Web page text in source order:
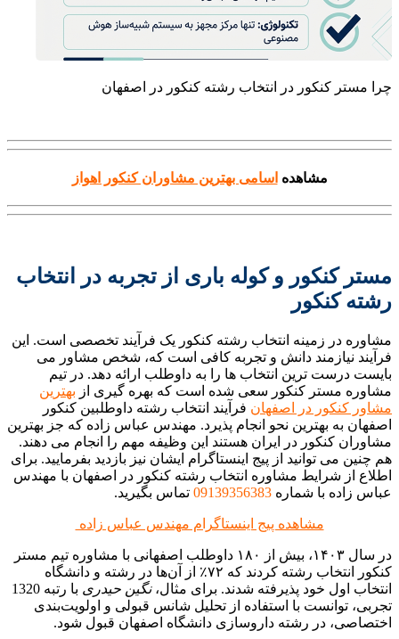
چرا مستر کنکور در انتخاب رشته کنکور در اصفهان
مشاهده اسامی بهترین مشاوران کنکور اهواز
مستر کنکور و کوله باری از تجربه در انتخاب
رشته کنکور
مشاوره در زمینه انتخاب رشته کنکور یک فرآیند تخصصی است. این
فرآیند نیازمند دانش و تجربه کافی است که، شخص مشاور می
بایست درست ترین انتخاب ها را به داوطلب ارائه دهد. در تیم
مشاوره مستر کنکور سعی شده است که بهره گیری از بهترین
مشاور کنکور در اصفهان فرآیند انتخاب رشته داوطلبین کنکور
اصفهان به بهترین نحو انجام پذیرد. مهندس عباس زاده که جز بهترین
مشاوران کنکور در ایران هستند این وظیفه مهم را انجام می دهند.
هم چنین می توانید از پیج اینستاگرام ایشان نیز بازدید بفرمایید. برای
اطلاع از شرایط مشاوره انتخاب رشته کنکور در اصفهان با مهندس
عباس زاده با شماره 09139356383 تماس بگیرید.
مشاهده پیج اینستاگرام مهندس عباس زاده
در سال ۱۴۰۳، بیش از ۱۸۰ داوطلب اصفهانی با مشاوره تیم مستر
کنکور انتخاب رشته کردند که ۷۲٪ از آن‌ها در رشته و دانشگاه
انتخاب اول خود پذیرفته شدند. برای مثال،نگین حیدری
با رتبه 1320
تجربی، توانست با استفاده از تحلیل شانس قبولی و اولویت‌بندی
اختصاصی، در رشته داروسازی دانشگاه اصفهان قبول شود.